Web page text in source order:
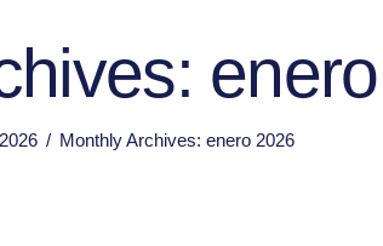
2026 Monthly Archives: enero 2026